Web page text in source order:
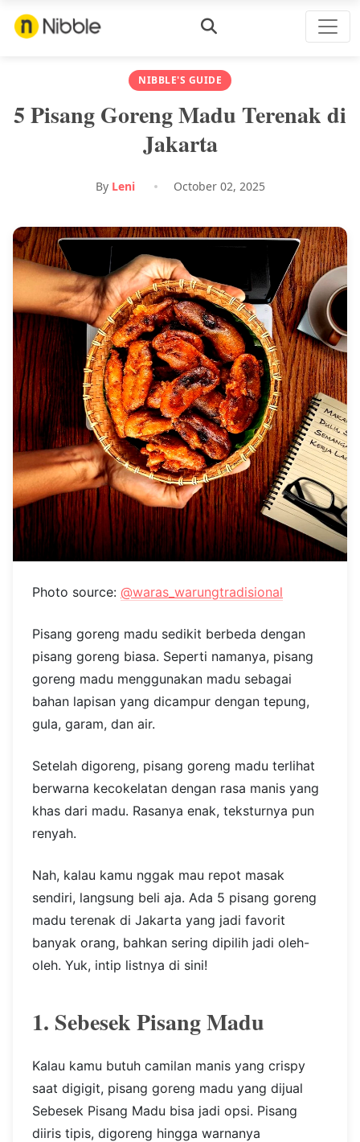
NIBBLE'S GUIDE
5 Pisang Goreng Madu Terenak di
Jakarta
By Leni October 02, 2025
Photo source: @waras_warungtradisional
Pisang goreng madu sedikit berbeda dengan
pisang goreng biasa. Seperti namanya, pisang
goreng madu menggunakan madu sebagai
bahan lapisan yang dicampur dengan tepung,
gula, garam, dan air.
Setelah digoreng, pisang goreng madu terlihat
berwarna kecokelatan dengan rasa manis yang
khas dari madu. Rasanya enak, teksturnya pun
renyah.
Nah, kalau kamu nggak mau repot masak
sendiri, langsung beli aja. Ada 5 pisang goreng
madu terenak di Jakarta yang jadi favorit
banyak orang, bahkan sering dipilih jadi oleh-
oleh. Yuk, intip listnya di sini!
1. Sebesek Pisang Madu
Kalau kamu butuh camilan manis yang crispy
saat digigit, pisang goreng madu yang dijual
Sebesek Pisang Madu bisa jadi opsi. Pisang
diiris tipis, digoreng hingga warnanya